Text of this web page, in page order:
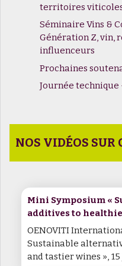
territoires
Séminaire Vins &
Génération Z, vin,
influenceurs
Prochaines
Journée
NOS VIDÉOS SUR
Mini Symposium «
additives to
OENOVITI
Sustainable
and tastier wines », 15